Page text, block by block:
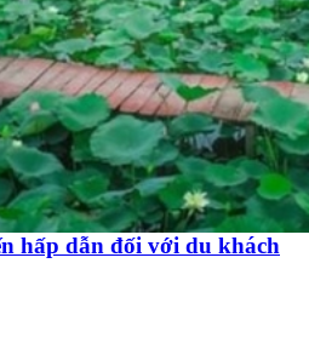
hấp dẫn đối với du khách